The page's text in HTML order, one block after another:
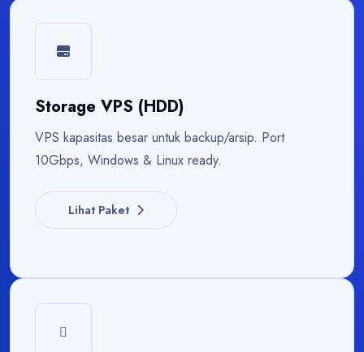
Storage VPS (HDD)
VPS kapasitas besar untuk backup/arsip. Port
10Gbps, Windows & Linux ready.
Lihat Paket